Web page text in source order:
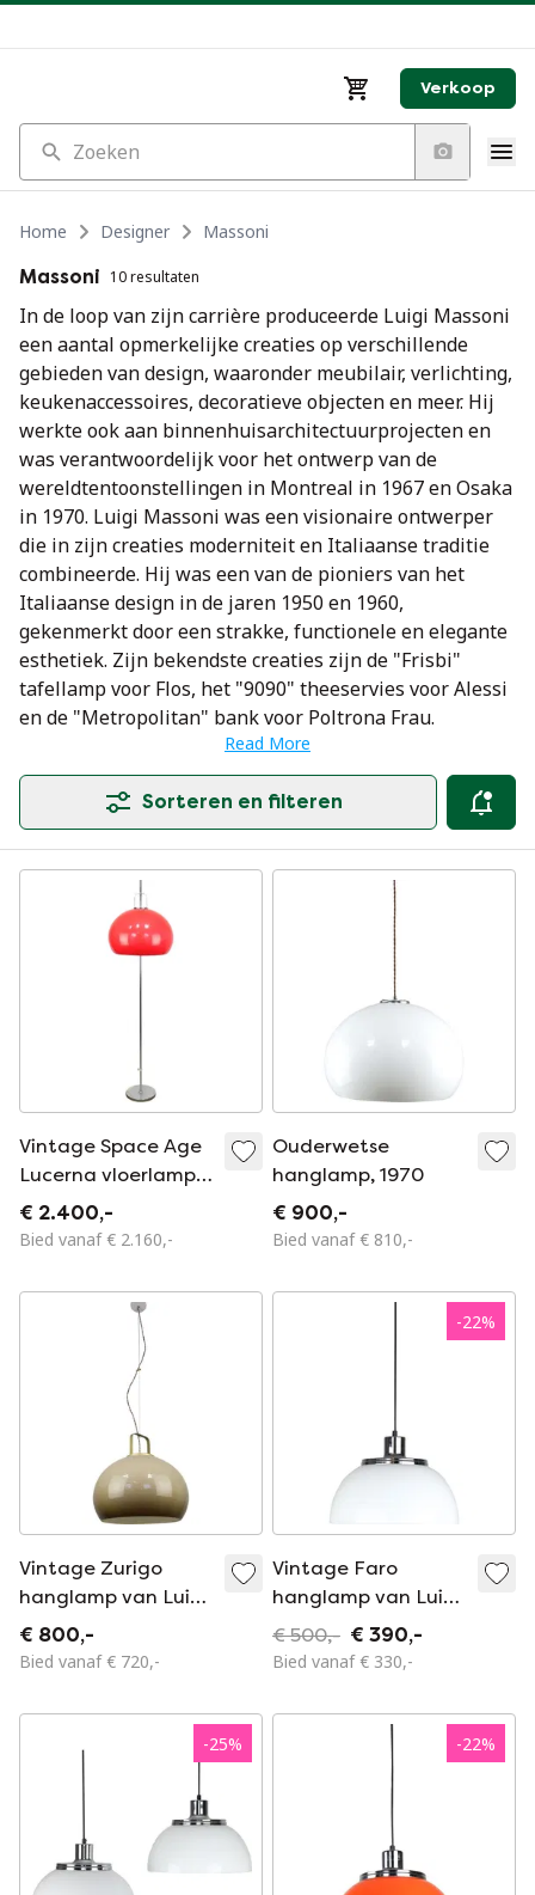
Verkoop
Zoeken
Home Designer
Massoni
Massoni 10 resultaten
In de loop van zijn carrière produceerde Luigi Massoni
een aantal opmerkelijke creaties op verschillende
gebieden van design, waaronder meubilair, verlichting,
keukenaccessoires, decoratieve objecten en meer. Hij
werkte ook aan binnenhuisarchitectuurprojecten en
was verantwoordelijk voor het ontwerp van de
wereldtentoonstellingen in Montreal in 1967 en Osaka
in 1970. Luigi Massoni was een visionaire ontwerper
die in zijn creaties moderniteit en Italiaanse traditie
combineerde. Hij was een van de pioniers van het
Italiaanse design in de jaren 1950 en 1960,
gekenmerkt door een strakke, functionele en elegante
esthetiek. Zijn bekendste creaties zijn de "Frisbi"
tafellamp voor Flos, het "9090" theeservies voor Alessi
en de "Metropolitan" bank voor Poltrona Frau.
Read More
Sorteren en filteren
Vintage Space Age
Lucerna vloerlamp
door Luigi Massoni
voor Guzzini, 1960
€ 2.400,-
Bied vanaf € 2.160,-
Ouderwetse
hanglamp, 1970
€ 900,-
Bied vanaf € 810,-
Vintage Zurigo
hanglamp van Luigi
Massoni voor
Guzzini
€ 800,-
Bied vanaf € 720,-
-22%
Vintage Faro
hanglamp van Luigi
Massoni van
Guzzini, jaren 1960
€ 500,- € 390,-
Bied vanaf € 330,-
-25% -22%